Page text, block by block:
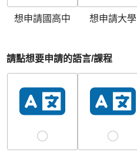
想申請國高中 想申請大學
請點想要申請的語言/課程